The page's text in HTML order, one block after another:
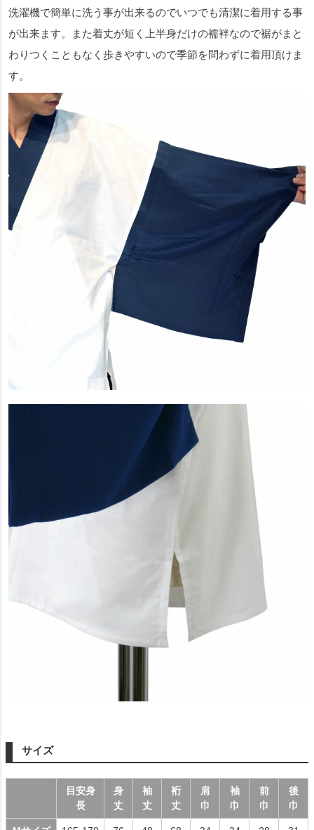
洗濯機で簡単に洗う事が出来るのでいつでも清潔に着用する事
が出来ます。また着丈が短く上半身だけの襦袢なので裾がまと
わりつくこともなく歩きやすいので季節を問わずに着用頂けま
す。
サイズ
目安身
長
身
丈
袖
丈
裄
丈
肩
巾
袖
巾
前
巾
後
巾